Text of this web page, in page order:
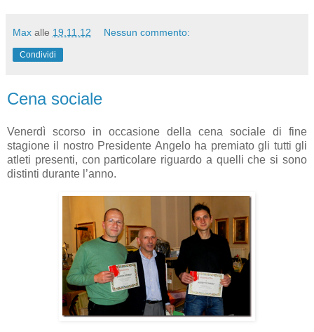
Max alle 19.11.12 Nessun commento:
Condividi
Cena sociale
Venerdì scorso in occasione della cena sociale di fine
stagione il nostro Presidente Angelo ha premiato gli tutti gli
atleti presenti, con particolare riguardo a quelli che si sono
distinti durante l’anno.